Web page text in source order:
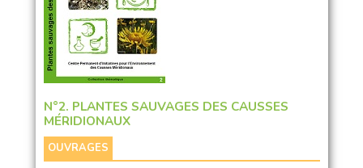
N°2. PLANTES SAUVAGES DES CAUSSES
MÉRIDIONAUX
OUVRAGES